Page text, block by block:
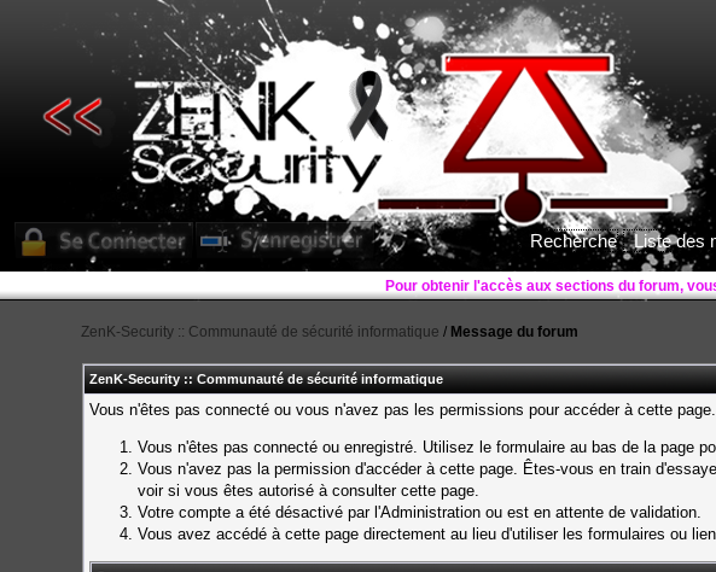
Recherche Liste des
Pour obtenir l'accès aux sections du forum,
ZenK-Security :: Communauté de sécurité informatique / Message du forum
ZenK-Security :: Communauté de sécurité informatique
Vous n'êtes pas connecté ou vous n'avez pas les permissions pour accéder à cette
Vous n'êtes pas connecté ou enregistré. Utilisez le formulaire au bas de la page
Vous n'avez pas la permission d'accéder à cette page. Êtes-vous en train
voir si vous êtes autorisé à consulter cette page.
Votre compte a été désactivé par l'Administration ou est en attente de validation.
Vous avez accédé à cette page directement au lieu d'utiliser les formulaires ou